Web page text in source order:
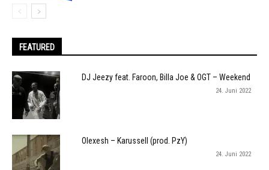
FEATURED
DJ Jeezy feat. Faroon, Billa Joe & OGT – Weekend
24. Juni 2022
Olexesh – Karussell (prod. PzY)
24. Juni 2022